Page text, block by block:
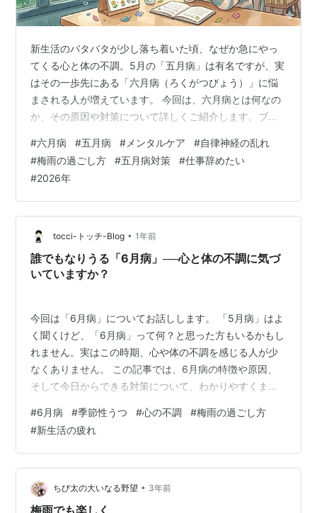
新生活のバタバタが少し落ち着いた頃、なぜか急にやっ
てくる心と体の不調。5月の「五月病」は有名ですが、実
はその一歩先にある「六月病（ろくがつびょう）」に悩
まされる人が増えています。 今回は、六月病とは何なの
か、その原因や対策について詳しくご紹介します。ブロ
ク記事としてお役立てください。 目次 「六月病」とは何
か？ なぜ6月に不調が出やすいのか？（3つの原因） も
しかして…？六月病の主なサイン 今日からできる！心を
そっと緩める3つの処方箋 結び：6月は「生きているだけ
で100点」 1. 「六月病」とは何か？ 六月病とは、新年度
（4月）からの環境の変…
#六月病 #五月病 # メンタルケア #自律神経の乱れ
#梅雨の過ごし方 #五月病対策 #仕事辞めたい
#2026年
tocci-トッチ-Blog • 1年前
誰でもなりうる「6月病」──心と体の不調に気づ
いていますか？
今回は「6月病」についてお話しします。 「5月病」はよ
く聞くけど、「6月病」って何？と思った方もいるかもし
れません。実はこの時期、心や体の不調を感じる人が少
なくありません。 この記事では、6月病の特徴や原因、
そして今日からできる対策について、わかりやすくまと
が出やすいのか？ 環境変化の「反動」 周囲の期待とのギ
ャップ 天気の影響（梅雨） 6月病を防ぐ＆乗り越えるた
めの対策 1. 生活リズムを整える 2. 栄養バランスのよい食
事 ▶ セロトニンを増やすために大切な栄養素 ▶ 自律神
経を整える栄養素 ▶ 抗ストレス作用のあるビタミン類 ▶
…
#6月病 #季節性うつ #心の不調 #梅雨の過ごし方
#新生活の疲れ
ちび太の大いなる野望 • 3年前
梅雨でも楽しく